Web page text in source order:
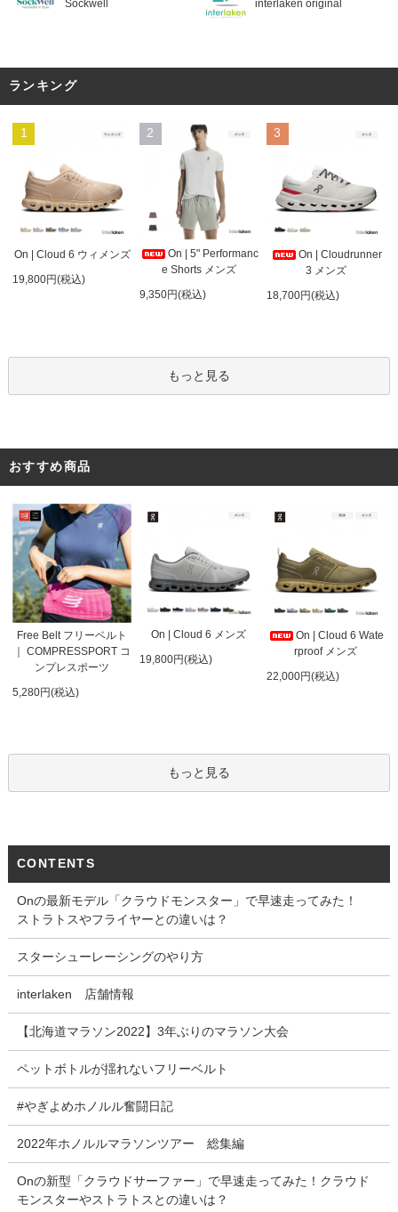
Sockwell interlaken original
ランキング
1
On | Cloud 6 ウィメンズ
19,800円(税込)
2
On | 5" Performanc
e Shorts メンズ
9,350円(税込)
3
On | Cloudrunner
3 メンズ
18,700円(税込)
もっと見る
おすすめ商品
Free Belt フリーベルト
｜ COMPRESSPORT コ
ンプレスポーツ
5,280円(税込)
On | Cloud 6 メンズ
19,800円(税込)
On | Cloud 6 Wate
rproof メンズ
22,000円(税込)
もっと見る
CONTENTS
Onの最新モデル「クラウドモンスター」で早速走ってみた！
ストラトスやフライヤーとの違いは？
スターシューレーシングのやり方
interlaken 店舗情報
【北海道マラソン2022】3年ぶりのマラソン大会
ペットボトルが揺れないフリーベルト
#やぎよめホノルル奮闘日記
2022年ホノルルマラソンツアー 総集編
Onの新型「クラウドサーファー」で早速走ってみた！クラウド
モンスターやストラトスとの違いは？